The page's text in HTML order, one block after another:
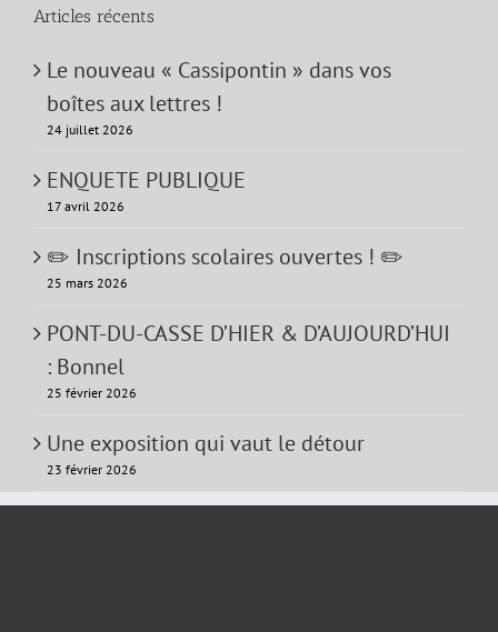
Articles récents
Le nouveau « Cassipontin » dans vos
boîtes aux lettres !
24 juillet 2026
ENQUETE PUBLIQUE
17 avril 2026
✏️ Inscriptions scolaires ouvertes ! ✏️
25 mars 2026
PONT-DU-CASSE D’HIER & D’AUJOURD’HUI
: Bonnel
25 février 2026
Une exposition qui vaut le détour
23 février 2026